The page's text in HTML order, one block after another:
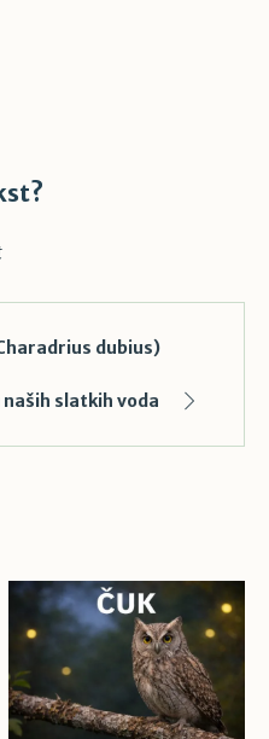
dubius)
slatkih voda